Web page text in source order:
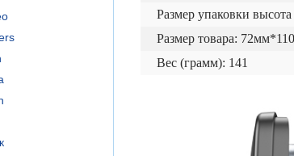
Размер упаковки
Размер товара:
Вес (грамм): 141